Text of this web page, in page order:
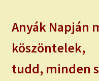
Anyák Napján
köszöntelek,
tudd, minden